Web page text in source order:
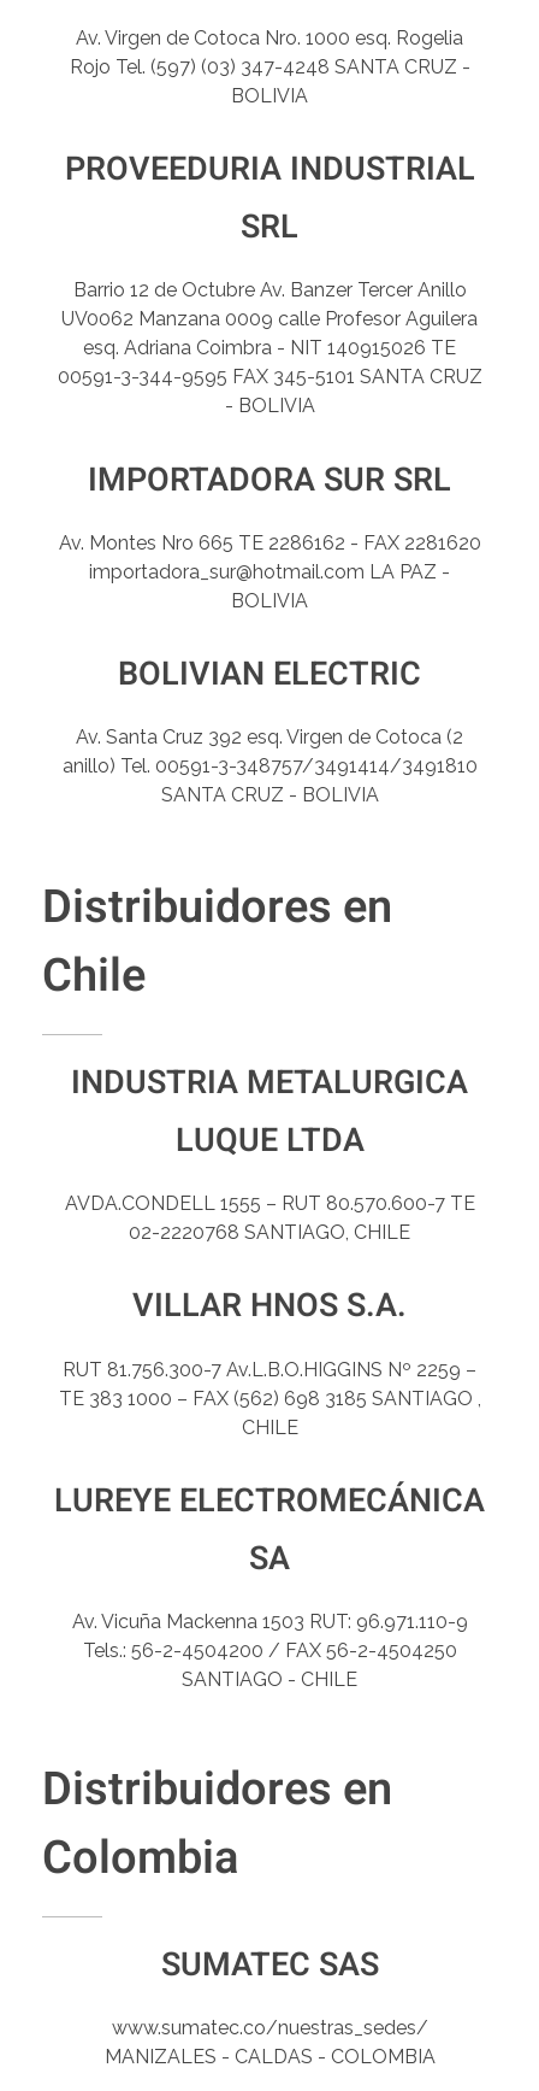
Av. Virgen de Cotoca Nro. 1000 esq. Rogelia
Rojo Tel. (597) (03) 347-4248 SANTA CRUZ -
BOLIVIA
PROVEEDURIA INDUSTRIAL
SRL
Barrio 12 de Octubre Av. Banzer Tercer Anillo
UV0062 Manzana 0009 calle Profesor Aguilera
esq. Adriana Coimbra - NIT 140915026 TE
00591-3-344-9595 FAX 345-5101 SANTA CRUZ
- BOLIVIA
IMPORTADORA SUR SRL
Av. Montes Nro 665 TE 2286162 - FAX 2281620
importadora_sur@hotmail.com LA PAZ -
BOLIVIA
BOLIVIAN ELECTRIC
Av. Santa Cruz 392 esq. Virgen de Cotoca (2
anillo) Tel. 00591-3-348757/3491414/3491810
SANTA CRUZ - BOLIVIA
Distribuidores en
Chile
INDUSTRIA METALURGICA
LUQUE LTDA
AVDA.CONDELL 1555 – RUT 80.570.600-7 TE
02-2220768 SANTIAGO, CHILE
VILLAR HNOS S.A.
RUT 81.756.300-7 Av.L.B.O.HIGGINS Nº 2259 –
TE 383 1000 – FAX (562) 698 3185 SANTIAGO ,
CHILE
LUREYE ELECTROMECÁNICA
SA
Av. Vicuña Mackenna 1503 RUT: 96.971.110-9
Tels.: 56-2-4504200 / FAX 56-2-4504250
SANTIAGO - CHILE
Distribuidores en
Colombia
SUMATEC SAS
www.sumatec.co/nuestras_sedes/
MANIZALES - CALDAS - COLOMBIA